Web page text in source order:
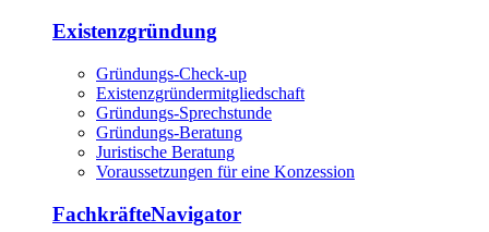
Existenzgründung
Gründungs-Check-up
Existenzgründermitgliedschaft
Gründungs-Sprechstunde
Gründungs-Beratung
Juristische Beratung
Voraussetzungen für eine Konzession
FachkräfteNavigator